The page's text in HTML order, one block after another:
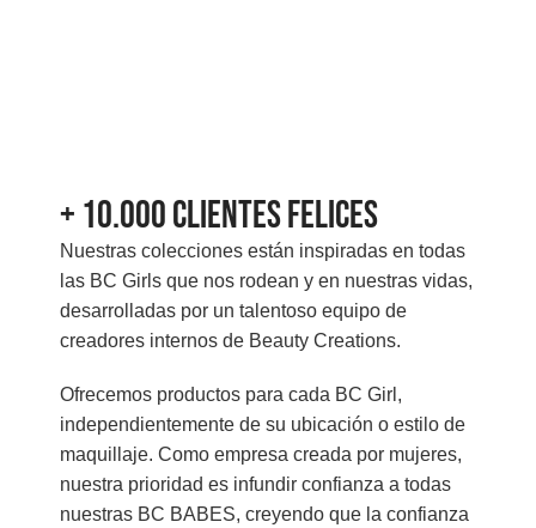
+ 10.000 Clientes felices
Nuestras colecciones están inspiradas en todas
las BC Girls que nos rodean y en nuestras vidas,
desarrolladas por un talentoso equipo de
creadores internos de Beauty Creations.
Ofrecemos productos para cada BC Girl,
independientemente de su ubicación o estilo de
maquillaje. Como empresa creada por mujeres,
nuestra prioridad es infundir confianza a todas
nuestras BC BABES, creyendo que la confianza